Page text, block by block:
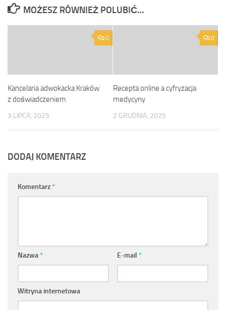
MOŻESZ RÓWNIEŻ POLUBIĆ…
0
Kancelaria adwokacka Kraków
z doświadczeniem
3 LIPCA, 2025
0
Recepta online a cyfryzacja
medycyny
2 GRUDNIA, 2025
DODAJ KOMENTARZ
Komentarz*
Nazwa* E-mail *
Witryna internetowa